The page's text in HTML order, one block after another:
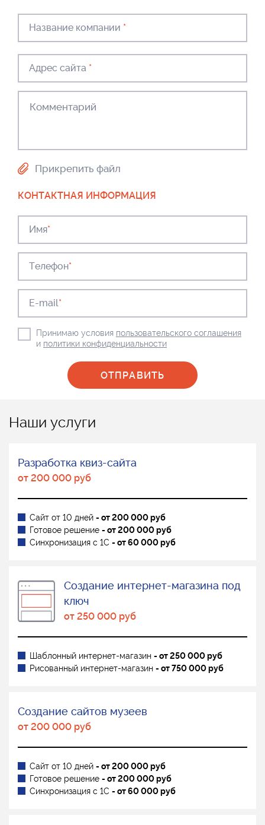
Название компании *
Адрес сайта *
Прикрепить файл
КОНТАКТНАЯ ИНФОРМАЦИЯ
Имя*
Телефон*
E-mail*
Принимаю условия пользовательского соглашения
и политики конфиденциальности
Наши услуги
Разработка квиз-сайта
от 200 000 руб
Сайт от 10 дней - от 200 000 руб
Готовое решение - от 200 000 руб
Синхронизация с 1С - от 60 000 руб
Создание интернет-магазина под
ключ
от 250 000 руб
Шаблонный интернет-магазин - от 250 000 руб
Рисованный интернет-магазин - от 750 000 руб
Создание сайтов музеев
от 200 000 руб
Сайт от 10 дней - от 200 000 руб
Готовое решение - от 200 000 руб
Синхронизация с 1С - от 60 000 руб